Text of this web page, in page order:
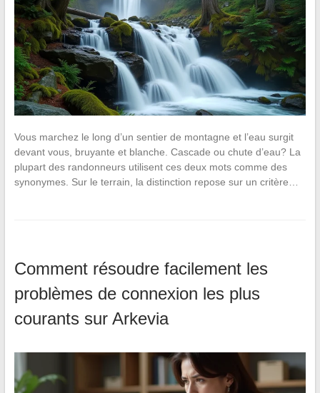
Vous marchez le long d’un sentier de montagne et l’eau surgit
devant vous, bruyante et blanche. Cascade ou chute d’eau? La
plupart des randonneurs utilisent ces deux mots comme des
synonymes. Sur le terrain, la distinction repose sur un critère…
Comment résoudre facilement les
problèmes de connexion les plus
courants sur Arkevia